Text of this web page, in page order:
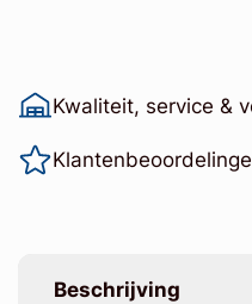
Kwaliteit, service &
Beschrijving